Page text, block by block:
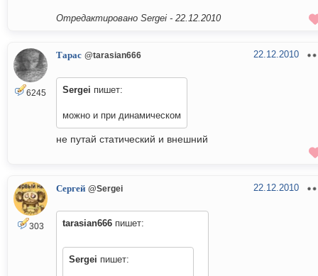
Отредактировано Sergei - 22.12.2010
6245
Тарас @tarasian666 22.12.2010
Sergei пишет:
можно и при динамическом
не путай статический и внешний
303
Сергей @Sergei 22.12.2010
tarasian666 пишет:
Sergei пишет: